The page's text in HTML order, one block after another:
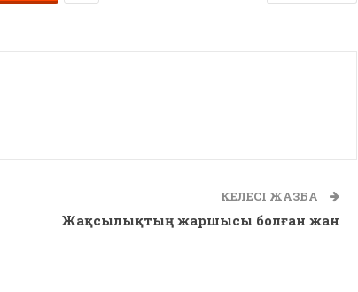
КЕЛЕСІ ЖАЗБА
Жақсылықтың жаршысы болған жан